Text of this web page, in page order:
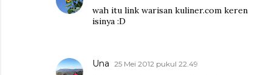
wah itu link warisan kuliner.com keren
isinya :D
Una 25 Mei 2012 pukul 22.49